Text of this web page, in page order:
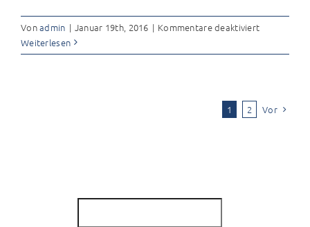
Vonadmin | Januar 19th, 2016 | Kommentare deaktiviertfür
sollicitudin
blandit.
Weiterlesen
1 2 Vor